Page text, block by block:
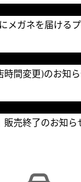
メガネを届ける
間変更)のお知
販売終了のお知ら